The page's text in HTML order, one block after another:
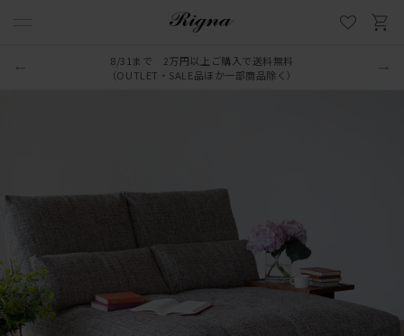
8/31まで 2万円以上ご購入で送料無料
（OUTLET・SALE品ほか一部商品除く）